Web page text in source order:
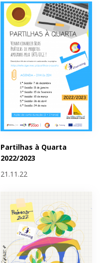
Partilhas à Quarta
2022/2023
21.11.22